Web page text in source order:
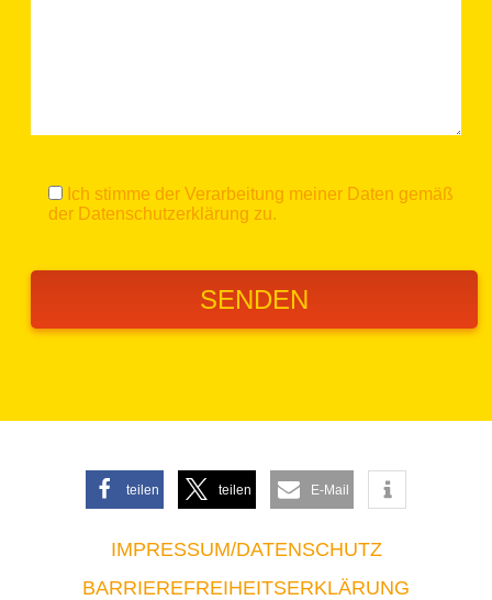
Ich stimme der Verarbeitung meiner Daten gemäß
der Datenschutzerklärung zu.
teilen teilen E-Mail
IMPRESSUM/DATENSCHUTZ
BARRIEREFREIHEITSERKLÄRUNG